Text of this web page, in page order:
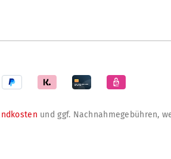
und ggf. Nachnahmegebühren,